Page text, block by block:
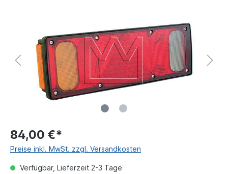
84,00 €*
Preise inkl. MwSt. zzgl. Versandkosten
Verfügbar, Lieferzeit 2-3 Tage